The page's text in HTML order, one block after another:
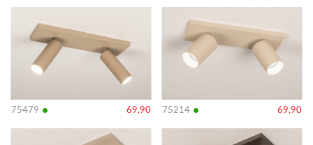
75479 • 69,90
Bekijk
75214 • 69,90
Bekijk